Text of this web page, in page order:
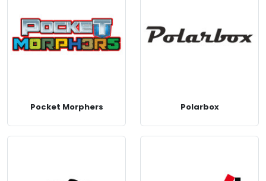
Pocket Morphers Polarbox